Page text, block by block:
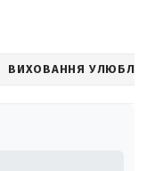
ВИХОВАННЯ